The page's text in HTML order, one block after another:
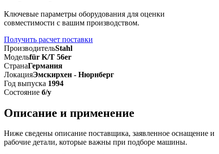
Ключевые параметры оборудования для оценки
совместимости с вашим производством.
Получить расчет поставки
ПроизводительStahl
Модельfür K/T 56er
СтранаГермания
ЛокацияЭмскирхен - Нюрнберг
Год выпуска 1994
Состояние б/у
Описание и применение
Ниже сведены описание поставщика, заявленное оснащение и
рабочие детали, которые важны при подборе машины.